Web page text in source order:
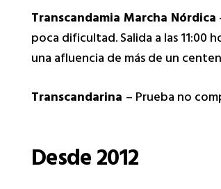
Transcandamia Marcha Nórdica
poca dificultad. Salida a las 11:00
una afluencia de más de un
Transcandarina – Prueba no
Desde 2012